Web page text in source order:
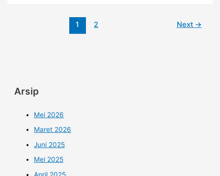
1 2 Next →
Arsip
Mei 2026
Maret 2026
Juni 2025
Mei 2025
April 2025